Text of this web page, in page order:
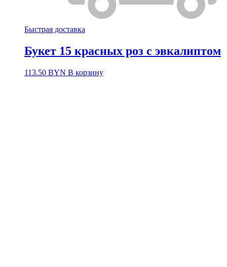
Быстрая доставка
Букет 15 красных роз с эвкалиптом
113.50 BYN В корзину